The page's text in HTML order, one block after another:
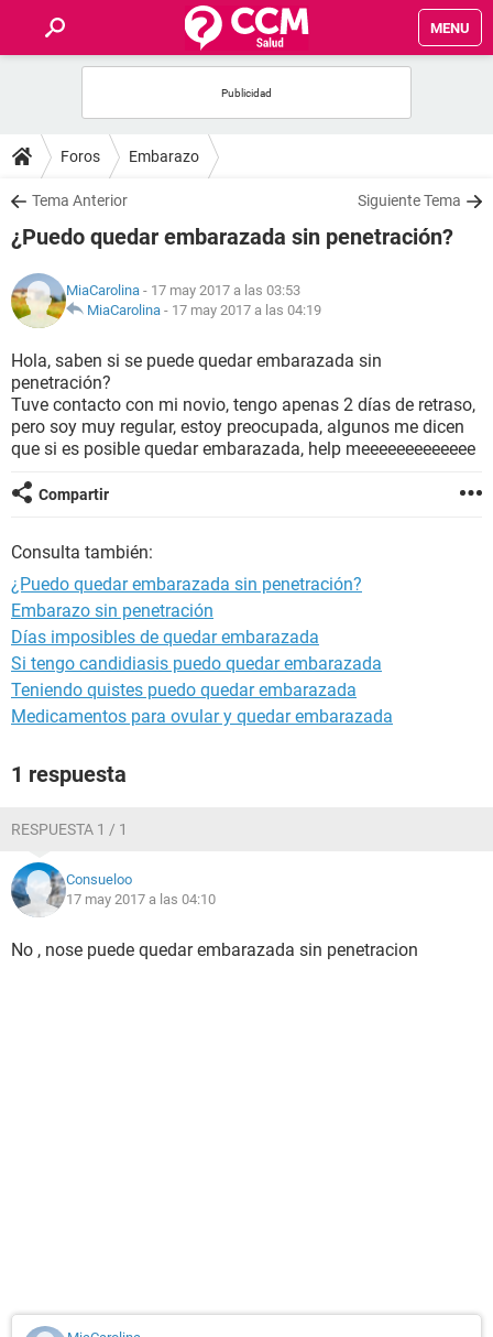
MENU
FOROS
SALUD
FAMILIA
NUTRICIÓN
BIENESTAR
SEXUALIDAD
GLOSARIO
Foros Embarazo
Tema Anterior Siguiente Tema
¿Puedo quedar embarazada sin penetración?
MiaCarolina - 17 may 2017 a las 03:53
MiaCarolina - 17 may 2017 a las 04:19
Hola, saben si se puede quedar embarazada sin
penetración?
Tuve contacto con mi novio, tengo apenas 2 días de retraso,
pero soy muy regular, estoy preocupada, algunos me dicen
que si es posible quedar embarazada, help meeeeeeeeeeeee
Compartir
Consulta también:
¿Puedo quedar embarazada sin penetración?
Embarazo sin penetración
Días imposibles de quedar embarazada
Si tengo candidiasis puedo quedar embarazada
Teniendo quistes puedo quedar embarazada
Medicamentos para ovular y quedar embarazada
1 respuesta
RESPUESTA 1 / 1
Consueloo
17 may 2017 a las 04:10
No , nose puede quedar embarazada sin penetracion